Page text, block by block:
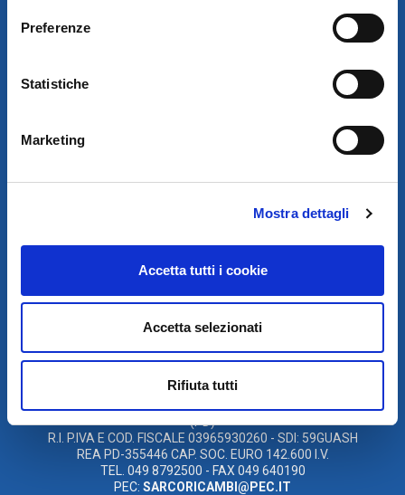
Preferenze
Statistiche
Marketing
Mostra dettagli
Accetta tutti i cookie
Accetta selezionati
Rifiuta tutti
È UN MARCHIO DI AUTODIS ITALIA HOLDING
AUTODIS ITALIA HOLDING SRLSARCO S.R.L. UNIPERSONALE
AUTODIS ITALIA HOLDING S.R.L
SEDE LEGALE E OPERATIVA: VIA CANADA, 14 – 35127 PADOVA
(PD)
R.I. P.IVA E COD. FISCALE 03965930260 - SDI: 59GUASH
REA PD-355446 CAP. SOC. EURO 142.600 I.V.
TEL. 049 8792500 - FAX 049 640190
PEC: SARCORICAMBI@PEC.IT